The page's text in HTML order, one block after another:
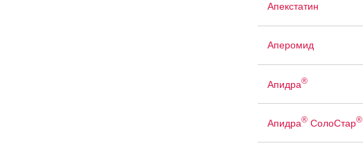
Апекстатин
Аперомид
Апидра®
Апидра®СолоСтар®